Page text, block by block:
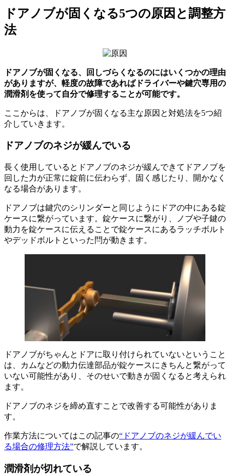
ドアノブが固くなる5つの原因と調整方
法
ドアノブが固くなる、回しづらくなるのにはいくつかの理由
がありますが、軽度の故障であればドライバーや鍵穴専用の
潤滑剤を使って自分で修理することが可能です。
ここからは、ドアノブが固くなる主な原因と対処法を5つ紹
介していきます。
ドアノブのネジが緩んでいる
長く使用しているとドアノブのネジが緩んできてドアノブを
回した力が正常に錠前に伝わらず、固く感じたり、開かなく
なる場合があります。
ドアノブは鍵穴のシリンダーと同じようにドアの中にある錠
ケースに繋がっています。錠ケースに繋がり、ノブや子鍵の
動力を錠ケースに伝えることで錠ケースにあるラッチボルト
やデッドボルトといった閂が動きます。
ドアノブがちゃんとドアに取り付けられていないということ
は、カムなどの動力伝達部品が錠ケースにきちんと繋がって
いない可能性があり、そのせいで動きが固くなると考えられ
ます。
ドアノブのネジを締め直すことで改善する可能性がありま
す。
作業方法についてはこの記事の“ドアノブのネジが緩んでい
る場合の修理方法”で解説しています。
潤滑剤が切れている